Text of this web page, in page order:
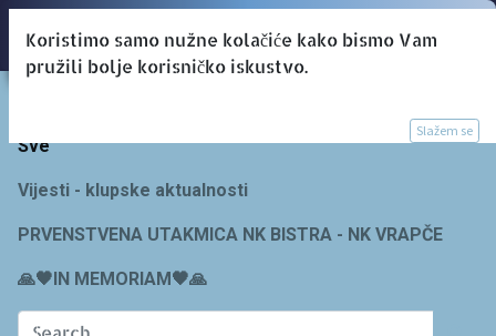
Sve
Vijesti - klupske aktualnosti
PRVENSTVENA UTAKMICA NK BISTRA - NK VRAPČE
🙏🖤IN MEMORIAM🖤🙏
Koristimo samo nužne kolačiće kako bismo Vam
pružili bolje korisničko iskustvo.
Slažem se